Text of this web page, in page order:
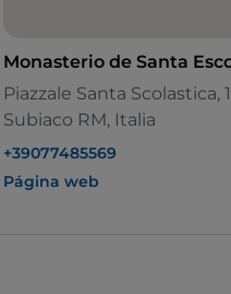
Monasterio de Santa
Piazzale Santa Scolastica,
Subiaco RM, Italia
+39077485569
Página web